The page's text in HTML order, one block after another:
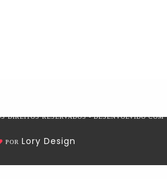
DIREITOS RESERVADOS - DESENVOLVIDO COM
POR Lory Design